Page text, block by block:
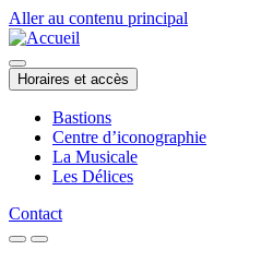
Aller au contenu principal
Horaires et accès
Bastions
Centre d’iconographie
La Musicale
Les Délices
Contact